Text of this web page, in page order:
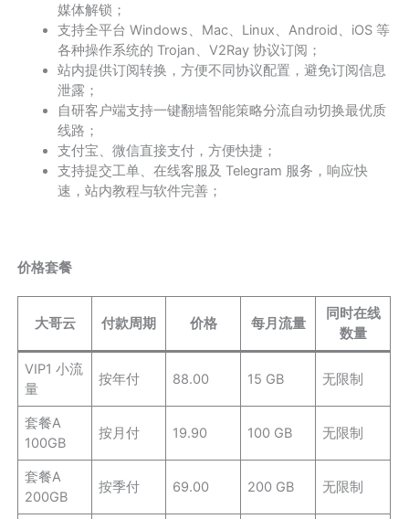
媒体解锁；
支持全平台 Windows、Mac、Linux、Android、iOS 等
各种操作系统的 Trojan、V2Ray 协议订阅；
站内提供订阅转换，方便不同协议配置，避免订阅信息
泄露；
自研客户端支持一键翻墙智能策略分流自动切换最优质
线路；
支付宝、微信直接支付，方便快捷；
支持提交工单、在线客服及 Telegram 服务，响应快
速，站内教程与软件完善；
价格套餐
大哥云 付款周期 价格 每月流量
同时在线
数量
VIP1 小流
量
按年付 88.00 15 GB 无限制
套餐A
100GB
按月付 19.90 100 GB 无限制
套餐A
200GB
按季付 69.00 200 GB 无限制